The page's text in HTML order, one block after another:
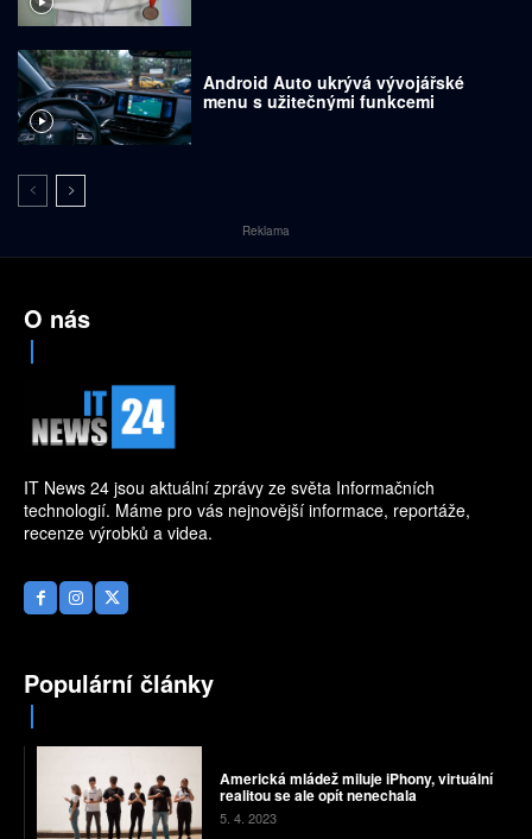
Android Auto ukrývá vývojářské
menu s užitečnými funkcemi
Reklama
O nás
IT News 24 jsou aktuální zprávy ze světa Informačních
technologií. Máme pro vás nejnovější informace, reportáže,
recenze výrobků a videa.
Populární články
Americká mládež miluje iPhony, virtuální
realitou se ale opít nenechala
5. 4. 2023